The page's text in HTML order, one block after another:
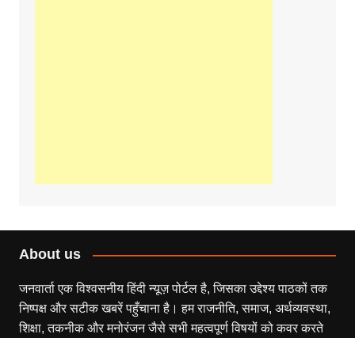
About us
जनवार्ता एक विश्वसनीय हिंदी न्यूज़ पोर्टल है, जिसका उद्देश्य पाठकों तक
निष्पक्ष और सटीक खबरें पहुँचाना है। हम राजनीति, समाज, अर्थव्यवस्था,
शिक्षा, तकनीक और मनोरंजन जैसे सभी महत्वपूर्ण विषयों को कवर करते